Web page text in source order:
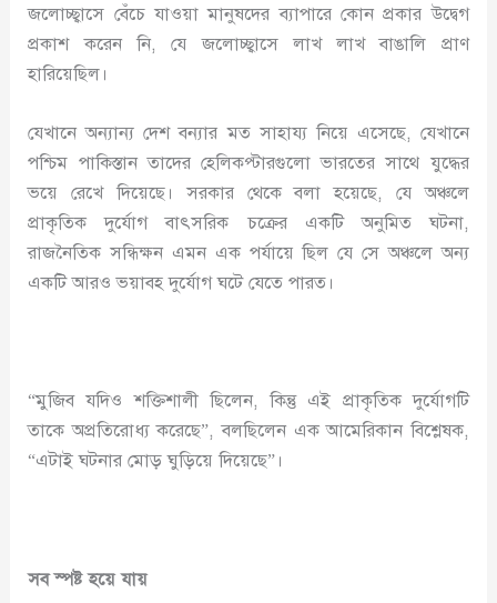
জলোচ্ছ্বাসে বেঁচে যাওয়া মানুষদের ব্যাপারে কোন প্রকার উদ্বেগ
প্রকাশ করেন নি, যে জলোচ্ছ্বাসে লাখ লাখ বাঙালি প্রাণ
হারিয়েছিল।
যেখানে অন্যান্য দেশ বন্যার মত সাহায্য নিয়ে এসেছে, যেখানে
পশ্চিম পাকিস্তান তাদের হেলিকপ্টারগুলো ভারতের সাথে যুদ্ধের
ভয়ে রেখে দিয়েছে। সরকার থেকে বলা হয়েছে, যে অঞ্চলে
প্রাকৃতিক দুর্যোগ বাৎসরিক চক্রের একটি অনুমিত ঘটনা,
রাজনৈতিক সন্ধিক্ষন এমন এক পর্যায়ে ছিল যে সে অঞ্চলে অন্য
একটি আরও ভয়াবহ দুর্যোগ ঘটে যেতে পারত।
“মুজিব যদিও শক্তিশালী ছিলেন, কিন্তু এই প্রাকৃতিক দুর্যোগটি
তাকে অপ্রতিরোধ্য করেছে”, বলছিলেন এক আমেরিকান বিশ্লেষক,
“এটাই ঘটনার মোড় ঘুড়িয়ে দিয়েছে”।
সব স্পষ্ট হয়ে যায়